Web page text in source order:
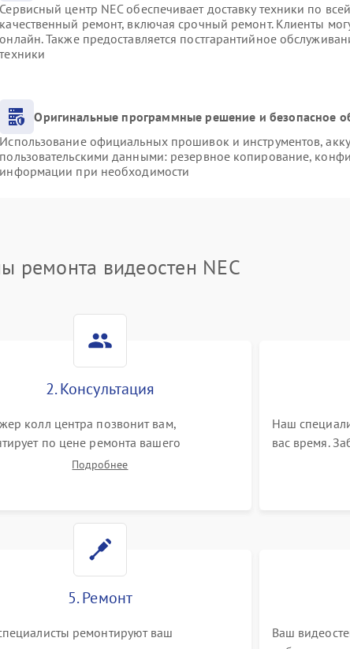
Сервисный центр NEC обеспечивает доставку техники по
качественный ремонт, включая срочный ремонт. Клиенты
онлайн. Также предоставляется постгарантийное
техники
Оригинальные программные решение и безопасное
Использование официальных прошивок и инструментов,
пользовательскими данными: резервное копирование,
информации при необходимости
ремонта видеостен NEC
2. Консультация
колл центра позвонит вам,
по цене ремонта вашего
а также ответит на все ваши вопросы.
Подробнее
Наш
вас время.
на склад
5. Ремонт
ремонтируют ваш
Ваш